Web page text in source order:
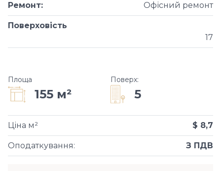
Ремонт: Офісний ремонт
Поверховість
17
Площа
155 м²
Поверх:
5
Оподаткування: З ПДВ
Ціна м² $ 8,7